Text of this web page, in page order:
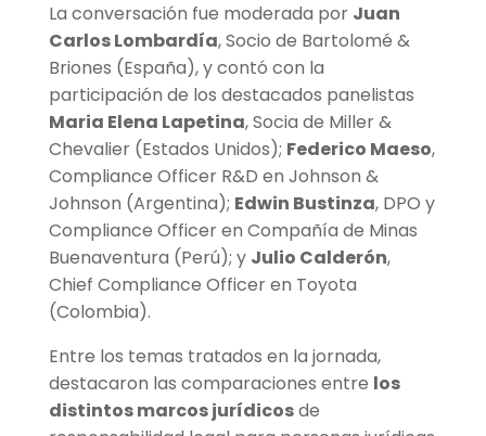
La conversación fue moderada por Juan
Carlos Lombardía, Socio de Bartolomé &
Briones (España), y contó con la
participación de los destacados panelistas
Maria Elena Lapetina, Socia de Miller &
Chevalier (Estados Unidos); Federico Maeso,
Compliance Officer R&D en Johnson &
Johnson (Argentina); Edwin Bustinza, DPO y
Compliance Officer en Compañía de Minas
Buenaventura (Perú); y Julio Calderón,
Chief Compliance Officer en Toyota
(Colombia).
Entre los temas tratados en la jornada,
destacaron las comparaciones entre los
distintos marcos jurídicosde